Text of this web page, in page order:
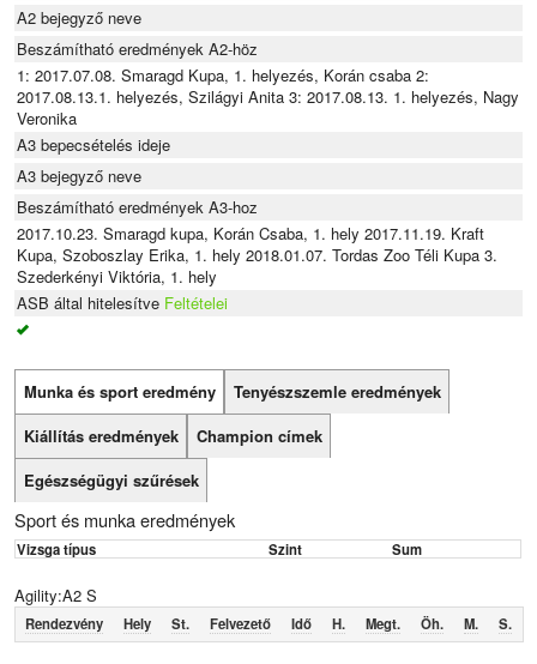
A2 bejegyző neve
Beszámítható eredmények A2-höz
1: 2017.07.08. Smaragd Kupa, 1. helyezés, Korán csaba 2:
2017.08.13.1. helyezés, Szilágyi Anita 3: 2017.08.13. 1. helyezés, Nagy
Veronika
A3 bepecsételés ideje
A3 bejegyző neve
Beszámítható eredmények A3-hoz
2017.10.23. Smaragd kupa, Korán Csaba, 1. hely 2017.11.19. Kraft
Kupa, Szoboszlay Erika, 1. hely 2018.01.07. Tordas Zoo Téli Kupa 3.
Szederkényi Viktória, 1. hely
ASB által hitelesítve Feltételei
Munka és sport eredmény
Tenyészszemle eredmények
Kiállítás eredmények
Champion címek
Egészségügyi szűrések
Sport és munka eredmények
Vizsga típus Szint Sum
Agility:A2 S
Rendezvény Hely St. Felvezető Idő H. Megt. Öh. M. S.